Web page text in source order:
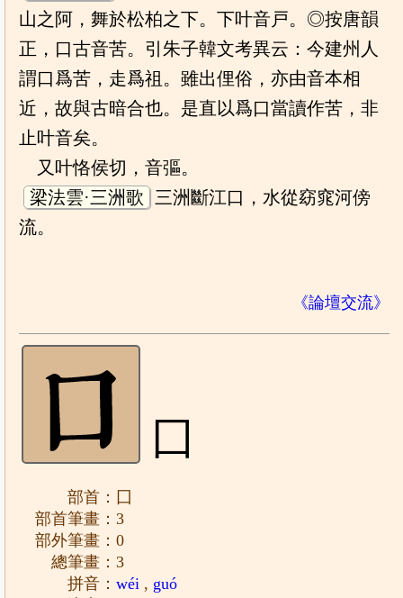
山之阿，舞於松柏之下。下叶音戸。◎按唐韻
正，口古音苦。引朱子韓文考異云：今建州人
謂口爲苦，走爲祖。雖出俚俗，亦由音本相
近，故與古暗合也。是直以爲口當讀作苦，非
止叶音矣。
又叶恪侯切，音彄。
梁法雲·三洲歌
三洲斷江口，水從窈窕河傍
流。
《論壇交流》
囗
部首：囗
部首筆畫：3
部外筆畫：0
總筆畫：3
拼音：wéi , guó